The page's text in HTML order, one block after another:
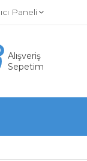
Paneli
Alışveriş
Sepetim